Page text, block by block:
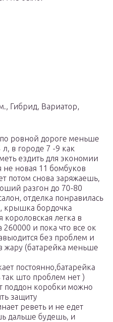
Гибрид, Вариатор,
ровной дороге меньше
в городе 7 -9 как
ездить для экономии
не новая 11 бомбуков
потом снова заряжаешь,
разгон до 70-80
отделка понравилась
крышка бордочка
короловская легка в
и пока что все ок
без проблем и
жару (батарейка меньше
постоянно,батарейка
так што проблем нет )
поддон коробки можно
защиту
реветь и не едет
дальше будешь, и